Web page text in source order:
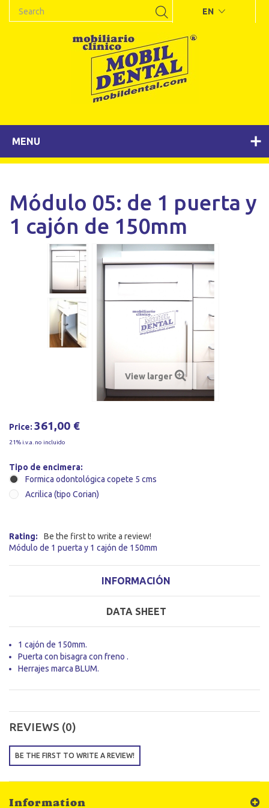
EN
MENU
Módulo 05: de 1 puerta y
1 cajón de 150mm
View larger
Price: 361,00 €
21% i.v.a. no incluido
Tipo de encimera:
Formica odontológica copete 5 cms
Acrilica (tipo Corian)
Rating:
Be the first to write a review!
Módulo de 1 puerta y 1 cajón de 150mm
INFORMACIÓN
DATA SHEET
1 cajón de 150mm.
Puerta con bisagra con freno .
Herrajes marca BLUM.
REVIEWS (0)
BE THE FIRST TO WRITE A REVIEW!
Information